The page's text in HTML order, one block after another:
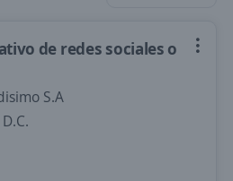
de redes sociales o
S.A